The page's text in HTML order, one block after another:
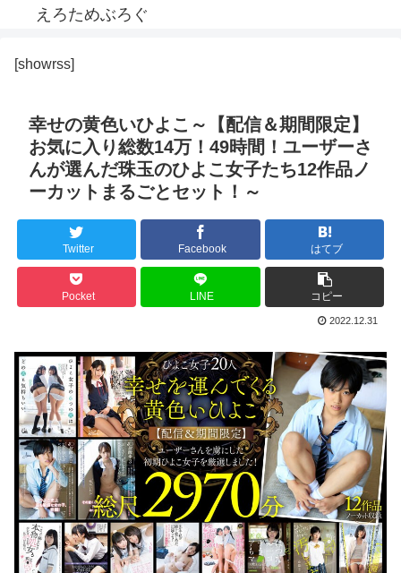
えろためぶろぐ
[showrss]
幸せの黄色いひよこ～【配信＆期間限定】
お気に入り総数14万！49時間！ユーザーさ
んが選んだ珠玉のひよこ女子たち12作品ノ
ーカットまるごとセット！～
Twitter Facebook はてブ
Pocket LINE コピー
2022.12.31